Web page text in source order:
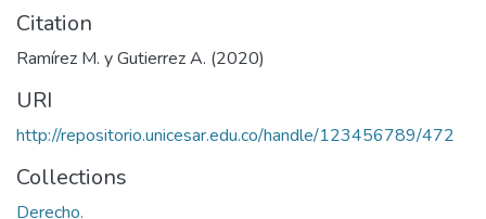
Citation
Ramírez M. y Gutierrez A. (2020)
URI
http://repositorio.unicesar.edu.co/handle/123456789/472
Collections
Derecho.